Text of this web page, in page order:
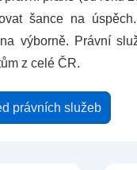
šance na
výborně. Právní
z celé ČR.
právních služeb